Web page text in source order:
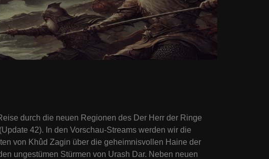
durch die neuen Regionen des Der Herr der Ringe
42). In den Vorschau-Streams werden wir die
von Khûd Zagin über die geheimnisvollen Haine der
ungestümen Stürmen von Urash Dar. Neben neuen